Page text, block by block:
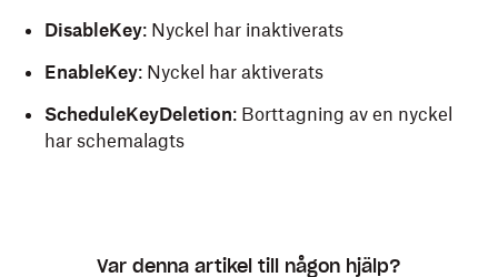
DisableKey: Nyckel har inaktiverats
EnableKey: Nyckel har aktiverats
ScheduleKeyDeletion: Borttagning av en nyckel
har schemalagts
Var denna artikel till någon hjälp?